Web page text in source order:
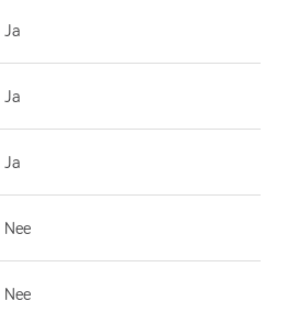
Ja
Ja
Ja
Nee
Nee